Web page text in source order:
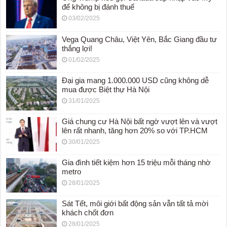
để không bị đánh thuế
03/02/2025
Vega Quang Châu, Việt Yên, Bắc Giang đầu tư
thắng lợi!
01/02/2025
Đại gia mang 1.000.000 USD cũng không dễ
mua được Biệt thự Hà Nội
31/01/2025
Giá chung cư Hà Nội bất ngờ vượt lên và vượt
lên rất nhanh, tăng hơn 20% so với TP.HCM
30/01/2025
Gia đình tiết kiệm hơn 15 triệu mỗi tháng nhờ
metro
28/01/2025
Sát Tết, môi giới bất động sản vẫn tất tả mời
khách chốt đơn
28/01/2025